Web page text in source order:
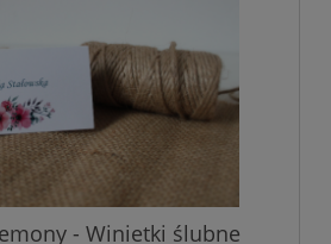
- Winietki ślubne